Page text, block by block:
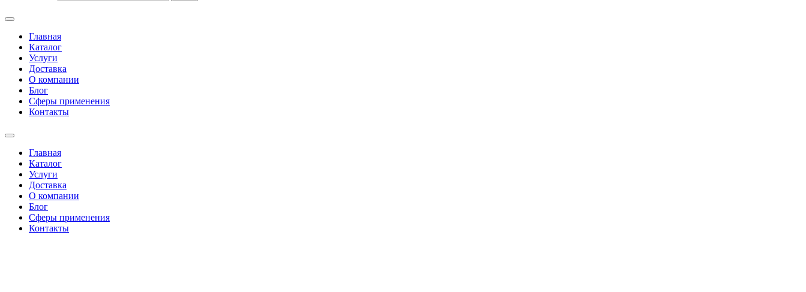
Главная
Каталог
Услуги
Доставка
О компании
Блог
Сферы применения
Контакты
Главная
Каталог
Услуги
Доставка
О компании
Блог
Сферы применения
Контакты